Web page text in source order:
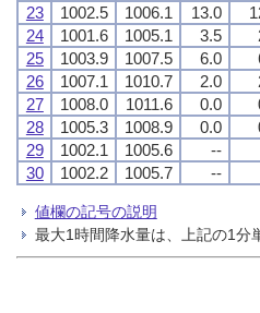
23
1002.5 1006.1 13.0
24
1001.6 1005.1 3.5
25
1003.9 1007.5 6.0
26
1007.1 1010.7 2.0
27
1008.0 1011.6 0.0
28
1005.3 1008.9 0.0
29
1002.1 1005.6 --
30
1002.2 1005.7 --
値欄の記号の説明
最大1時間降水量は、上記の1分